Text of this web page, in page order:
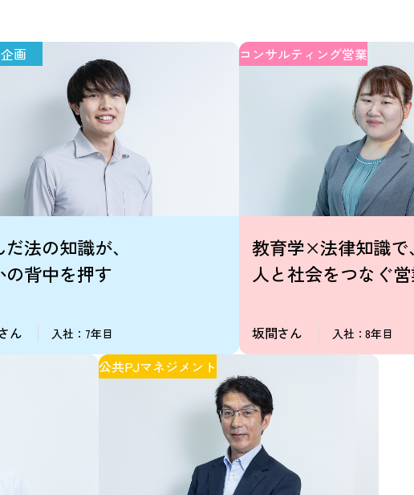
画
法の知識が、
の背中を押す
ん 入社：7年目
コンサルティング営業
教育学×法律知識で、
人と社会をつなぐ
坂間さん 入社：8年目
公共PJマネジメント